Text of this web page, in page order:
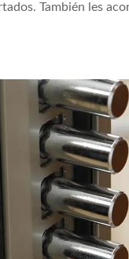
También les